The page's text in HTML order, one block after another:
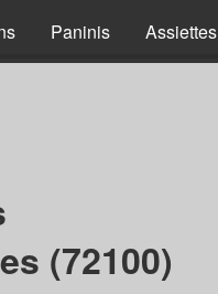
Paninis Assiettes
(72100)